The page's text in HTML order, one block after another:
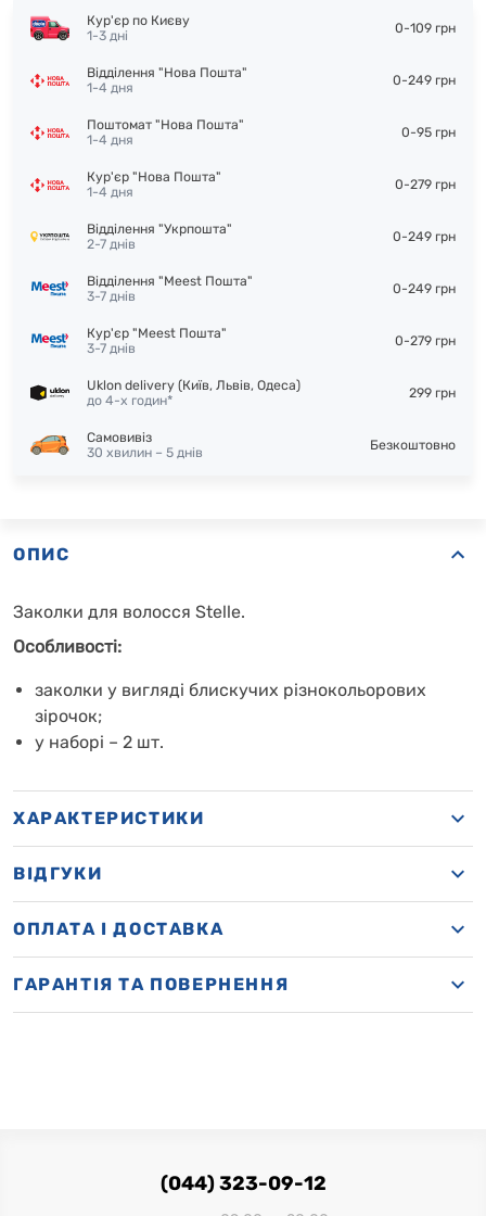
Кур'єр по Києву
1-3 дні
0-109 грн
Відділення "Нова Пошта"
1-4 дня
0-249 грн
Поштомат "Нова Пошта"
1-4 дня
0-95 грн
Кур'єр "Нова Пошта"
1-4 дня
0-279 грн
Відділення "Укрпошта"
2-7 днів
0-249 грн
Відділення "Meest Пошта"
3-7 днів
0-249 грн
Кур'єр "Meest Пошта"
3-7 днів
0-279 грн
Uklon delivery (Київ, Львів, Одеса)
до 4-х годин*
299 грн
Самовивіз
30 хвилин – 5 днів
Безкоштовно
ОПИС
Заколки для волосся Stelle.
Особливості:
заколки у вигляді блискучих різнокольорових
зірочок;
у наборі – 2 шт.
ХАРАКТЕРИСТИКИ
ВІДГУКИ
OПЛАТА І ДОСТАВКА
ГАРАНТІЯ ТА ПОВЕРНЕННЯ
(044) 323-09-12